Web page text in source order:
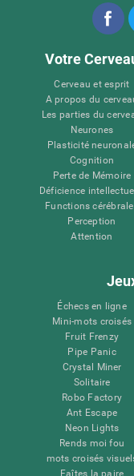
Votre
Cerveau et esprit
A propos du
Les parties du
Neurones
Plasticité
Cognition
Perte de Mémoire
Déficience
Functions
Perception
Attention
Échecs en ligne
Mini-mots croisés
Fruit Frenzy
Pipe Panic
Crystal Miner
Solitaire
Robo Factory
Ant Escape
Neon Lights
Rends moi fou
mots croisés
Faîtes la paire